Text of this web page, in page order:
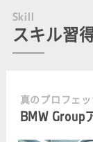
Skill
スキル習
真のプロフェ
BMW